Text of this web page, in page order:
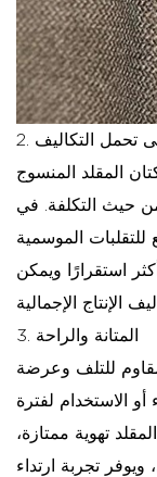
تحمل التكاليف
المقلد المنسوج
من حيث التكلفة. في
الموسمية
استقرارًا ويمكن
3. المتانة والراحة
للتلف وعرضة
أو الاستخدام لفترة
تهوية ممتازة،
تجربة ارتداء